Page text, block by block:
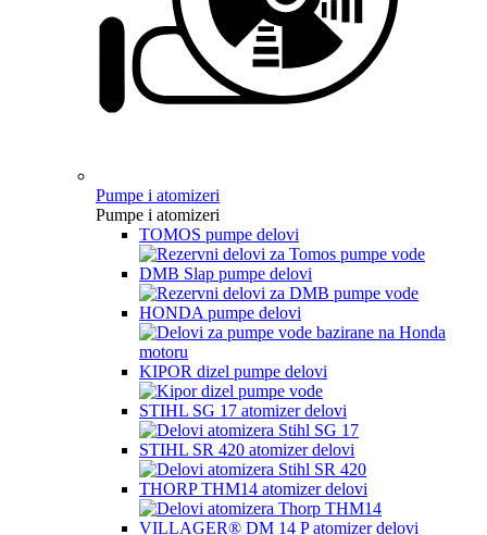
Pumpe i atomizeri
Pumpe i atomizeri
TOMOS pumpe delovi
DMB Slap pumpe delovi
HONDA pumpe delovi
KIPOR dizel pumpe delovi
STIHL SG 17 atomizer delovi
STIHL SR 420 atomizer delovi
THORP THM14 atomizer delovi
VILLAGER® DM 14 P atomizer delovi